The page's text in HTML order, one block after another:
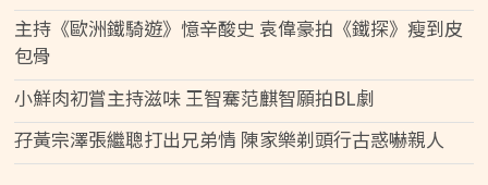
主持《歐洲鐵騎遊》憶辛酸史 袁偉豪拍《鐵探》瘦到皮
包骨
小鮮肉初嘗主持滋味 王智騫范麒智願拍BL劇
孖黃宗澤張繼聰打出兄弟情 陳家樂剃頭行古惑嚇親人